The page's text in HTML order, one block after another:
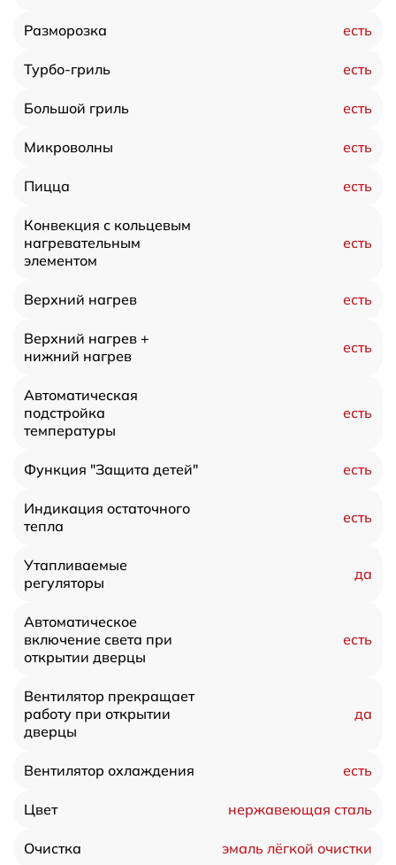
Разморозка есть
Турбо-гриль есть
Большой гриль есть
Микроволны есть
Пицца есть
Конвекция с кольцевым
нагревательным
элементом
есть
Верхний нагрев есть
Верхний нагрев +
нижний нагрев
есть
Автоматическая
подстройка
температуры
есть
Функция "Защита детей" есть
Индикация остаточного
тепла
есть
Утапливаемые
регуляторы
да
Автоматическое
включение света при
открытии дверцы
есть
Вентилятор прекращает
работу при открытии
дверцы
да
Вентилятор охлаждения есть
Цвет нержавеющая сталь
Очистка эмаль лёгкой очистки